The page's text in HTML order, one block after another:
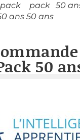
pack
ans
pack
50 ans
50
50